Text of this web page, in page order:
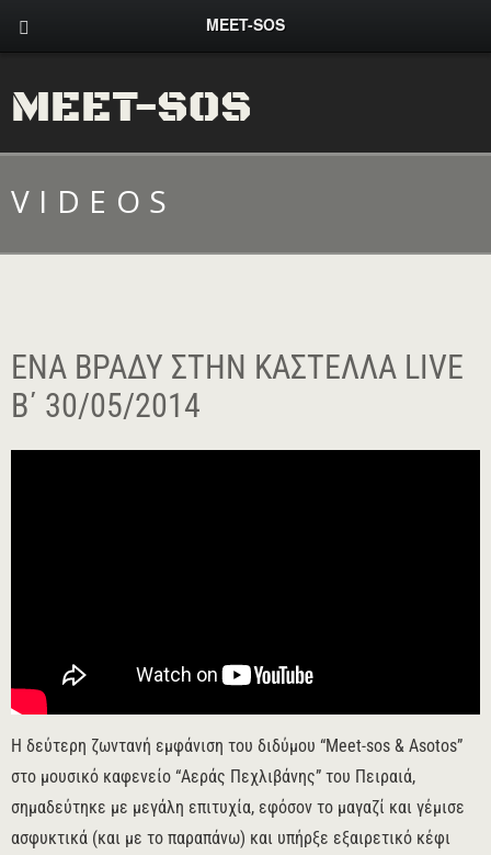
MEET-SOS
MEET-SOS
VIDEOS
ΈΝΑ ΒΡΆΔΥ ΣΤΗΝ ΚΑΣΤΈΛΛΑ LIVE
Β΄ 30/05/2014
Η δεύτερη ζωντανή εμφάνιση του διδύμου “Meet-sos & Asotos”
στο μουσικό καφενείο “Αεράς Πεχλιβάνης” του Πειραιά,
σημαδεύτηκε με μεγάλη επιτυχία, εφόσον το μαγαζί και γέμισε
ασφυκτικά (και με το παραπάνω) και υπήρξε εξαιρετικό κέφι